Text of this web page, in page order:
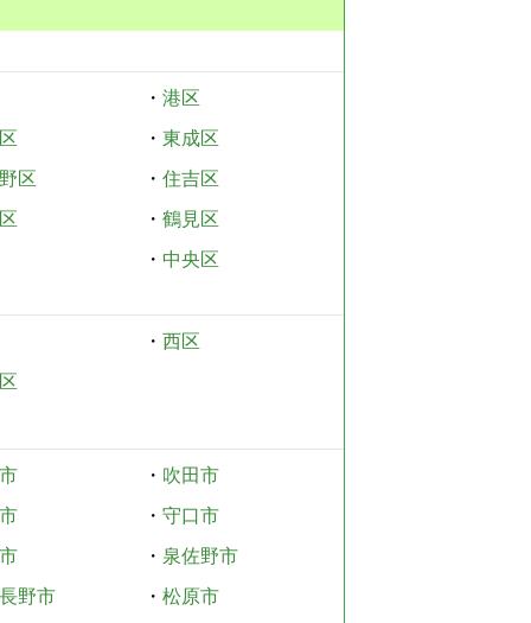
・ 港区
・ 東成区
区
・ 住吉区
・ 鶴見区
・ 中央区
・ 西区
・ 吹田市
・ 守口市
・ 泉佐野市
野市
・ 松原市